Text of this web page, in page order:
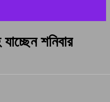
শনিবার